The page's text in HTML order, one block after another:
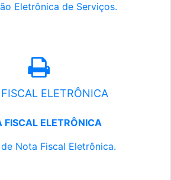
Eletrônica de Serviços.
ELETRÔNICA
FISCAL ELETRÔNICA
Nota Fiscal Eletrônica.